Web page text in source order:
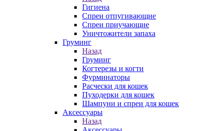
Гигиена
Спреи отпугивающие
Спреи приучающие
Уничтожители запаха
Груминг
Назад
Груминг
Когтерезы и когти
Фурминаторы
Расчески для кошек
Пуходерки для кошек
Шампуни и спреи для кошек
Аксессуары
Назад